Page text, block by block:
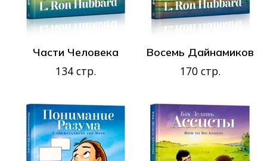
Части Человека
134 стр.
Восемь Дайнамиков
170 стр.